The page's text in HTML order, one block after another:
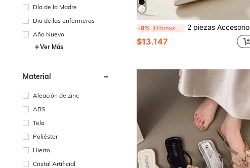
Día de la Madre
Dia de las enfermeras
Año Nuevo
Ver Más
Material
Aleación de zinc
ABS
Tela
Poliéster
Hierro
Cristal Artificial
-8% ¡Últimos 3 días 2 piezas Accesorios de zapatos DIY con forma de flor asimétrica desmontable, clips de zapatos de estilo elegante y de moda para tacones altos, sandalias, pantuflas, zapatos, decoración de zapatos para mujer, blanco y negro
$13.147